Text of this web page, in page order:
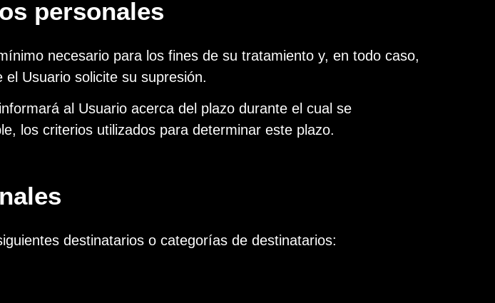
personales
necesario para los fines de su tratamiento y, en todo caso,
Usuario solicite su supresión.
al Usuario acerca del plazo durante el cual se
los criterios utilizados para determinar este plazo.
destinatarios o categorías de destinatarios: